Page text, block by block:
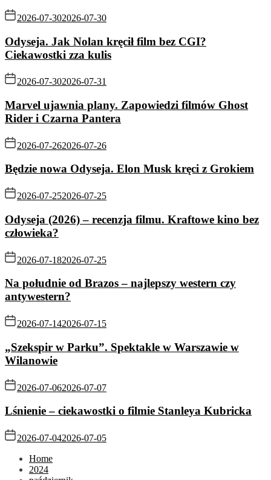
2026-07-302026-07-30
Odyseja. Jak Nolan kręcił film bez CGI?
Ciekawostki zza kulis
2026-07-302026-07-31
Marvel ujawnia plany. Zapowiedzi filmów Ghost
Rider i Czarna Pantera
2026-07-262026-07-26
Będzie nowa Odyseja. Elon Musk kręci z Grokiem
2026-07-252026-07-25
Odyseja (2026) – recenzja filmu. Kraftowe kino bez
człowieka?
2026-07-182026-07-25
Na południe od Brazos – najlepszy western czy
antywestern?
2026-07-142026-07-15
„Szekspir w Parku”. Spektakle w Warszawie w
Wilanowie
2026-07-062026-07-07
Lśnienie – ciekawostki o filmie Stanleya Kubricka
2026-07-042026-07-05
Home
2024